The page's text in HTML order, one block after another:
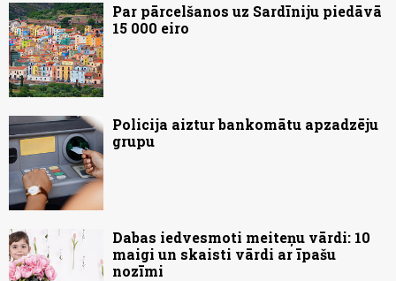
Par pārcelšanos uz Sardīniju piedāvā
15 000 eiro
Policija aiztur bankomātu apzadzēju
grupu
Dabas iedvesmoti meiteņu vārdi: 10
maigi un skaisti vārdi ar īpašu
nozīmi